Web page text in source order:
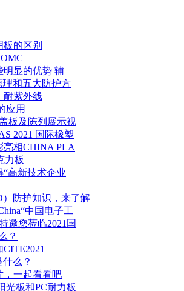
的区别
明显的优势 辅
理和五大防护方
耐紫外线
应用
板及陈列展示视
2021 国际橡塑
亮相CHINA PLA
力板
高新技术企业
）防护知识，来了解
中国电子工
邀您莅临2021国
？
么？
，一起看看吧
光板和PC耐力板